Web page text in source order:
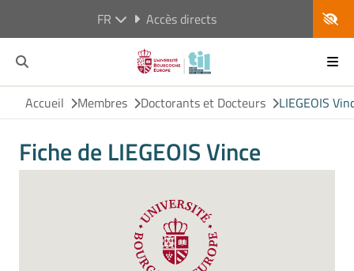
FR Accès directs
Accueil Membres Doctorants et Docteurs LIEGEOIS
Fiche de LIEGEOIS Vince